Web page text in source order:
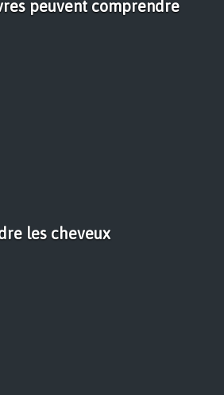
peuvent comprendre
les cheveux